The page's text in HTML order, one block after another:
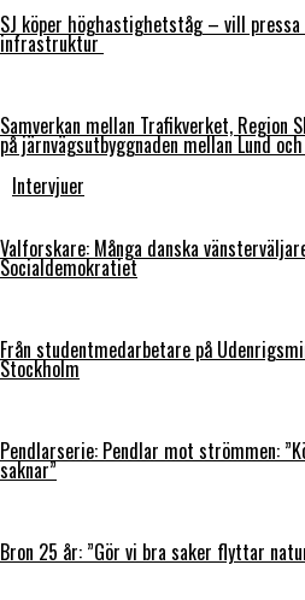
SJ köper höghastighetståg – vill
infrastruktur
Samverkan mellan Trafikverket, Region
på järnvägsutbyggnaden mellan Lund
Intervjuer
Valforskare: Många danska
Socialdemokratiet
Från studentmedarbetare på
Stockholm
Pendlarserie: Pendlar mot strömmen:
saknar”
Bron 25 år: ”Gör vi bra saker flyttar